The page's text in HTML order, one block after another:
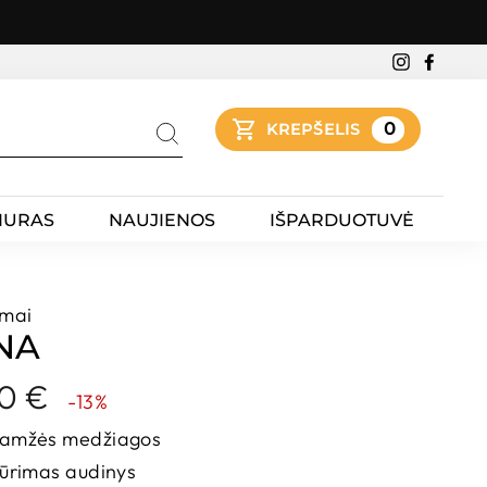
Ieškoti
KREPŠELIS 0
NAUJIENOS IŠPARDUOTUVĖ
€
-13%
medžiagos
audinys